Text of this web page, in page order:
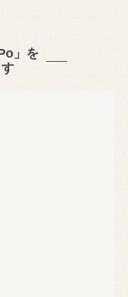
」を